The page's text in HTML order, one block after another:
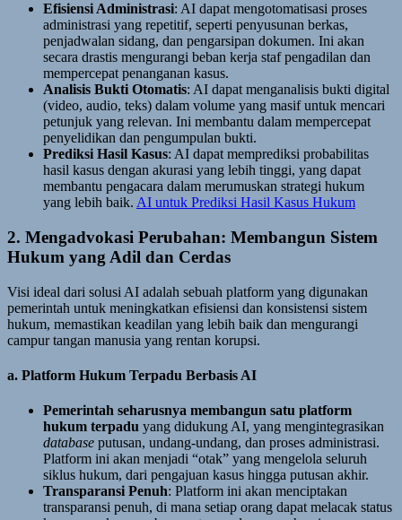
Efisiensi Administrasi: AI dapat mengotomatisasi proses
administrasi yang repetitif, seperti penyusunan berkas,
penjadwalan sidang, dan pengarsipan dokumen. Ini akan
secara drastis mengurangi beban kerja staf pengadilan dan
mempercepat penanganan kasus.
Analisis Bukti Otomatis: AI dapat menganalisis bukti digital
(video, audio, teks) dalam volume yang masif untuk mencari
petunjuk yang relevan. Ini membantu dalam mempercepat
penyelidikan dan pengumpulan bukti.
Prediksi Hasil Kasus: AI dapat memprediksi probabilitas
hasil kasus dengan akurasi yang lebih tinggi, yang dapat
membantu pengacara dalam merumuskan strategi hukum
yang lebih baik. AI untuk Prediksi Hasil Kasus Hukum
2. Mengadvokasi Perubahan: Membangun Sistem
Hukum yang Adil dan Cerdas
Visi ideal dari solusi AI adalah sebuah platform yang digunakan
pemerintah untuk meningkatkan efisiensi dan konsistensi sistem
hukum, memastikan keadilan yang lebih baik dan mengurangi
campur tangan manusia yang rentan korupsi.
a. Platform Hukum Terpadu Berbasis AI
Pemerintah seharusnya membangun satu platform
hukum terpadu yang didukung AI, yang mengintegrasikan
database putusan, undang-undang, dan proses administrasi.
Platform ini akan menjadi “otak” yang mengelola seluruh
siklus hukum, dari pengajuan kasus hingga putusan akhir.
Transparansi Penuh: Platform ini akan menciptakan
transparansi penuh, di mana setiap orang dapat melacak status